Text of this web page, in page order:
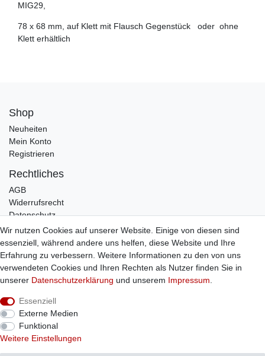
MIG29,
78 x 68 mm, auf Klett mit Flausch Gegenstück oder ohne
Klett erhältlich
Shop
Neuheiten
Mein Konto
Registrieren
Rechtliches
AGB
Widerrufsrecht
Datenschutz
Impressum
Infos
Zahlung / Versand
Individuelle Anfertigung
Bestellung widerrufen
Wir nutzen Cookies auf unserer Website. Einige von diesen sind
essenziell, während andere uns helfen, diese Website und Ihre
Erfahrung zu verbessern. Weitere Informationen zu den von uns
verwendeten Cookies und Ihren Rechten als Nutzer finden Sie in
unserer Daten­schutz­erklärung und unserem Impressum
Essenziell
Externe Medien
Funktional
Weitere Einstellungen